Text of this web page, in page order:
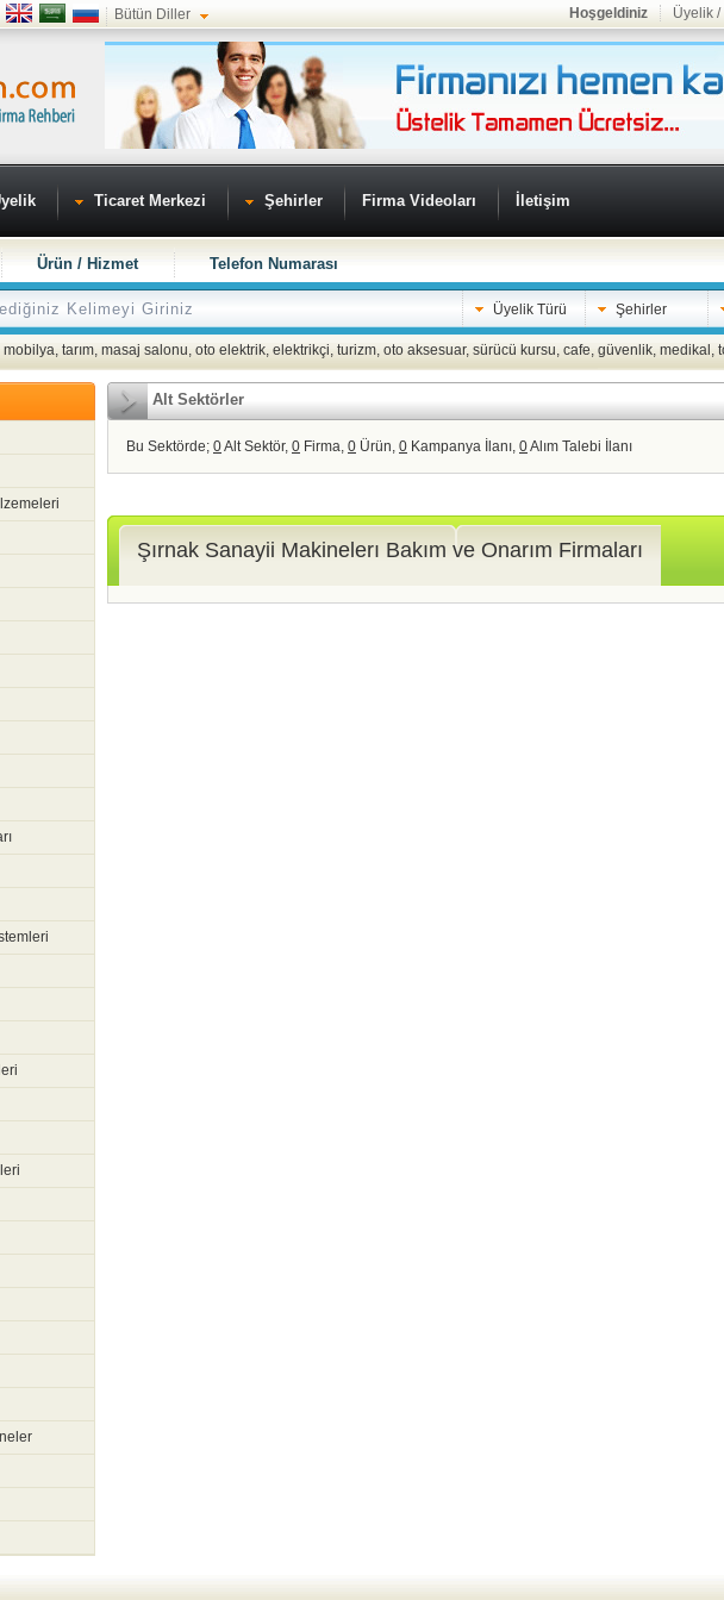
Bütün Diller Hoşgeldiniz Üyelik /
Ticaret Merkezi Şehirler Firma Videoları İletişim
Ürün / Hizmet Telefon Numarası
Üyelik Türü Şehirler
mobilya, tarım, masaj salonu, oto elektrik, elektrikçi, turizm, oto aksesuar, sürücü kursu, cafe, güvenlik, medikal ,
Alt Sektörler
Bu Sektörde; 0Alt Sektör, 0 Firma, 0 Ürün, 0 Kampanya İlanı, 0Alım Talebi İlanı
Şırnak Sanayii Makinelerı Bakım ve Onarım Firmaları